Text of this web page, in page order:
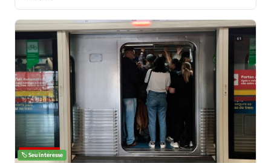
NOTÍCIAS
🏷️ Seu interesse